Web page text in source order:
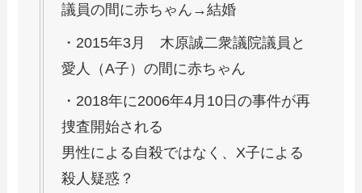
議員の間に赤ちゃん→結婚
・2015年3月 木原誠二衆議院議員と
愛人（A子）の間に赤ちゃん
・2018年に2006年4月10日の事件が再
捜査開始される
男性による自殺ではなく、X子による
殺人疑惑？